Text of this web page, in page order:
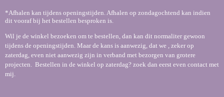
*Afhalen kan tijdens openingstijden. Afhalen op zondagochtend kan indien
dit vooraf bij het bestellen besproken is.
Wil je de winkel bezoeken om te bestellen, dan kan dit normaliter gewoon
tijdens de openingstijden. Maar de kans is aanwezig, dat we , zeker op
zaterdag, even niet aanwezig zijn in verband met bezorgen van grotere
projecten. Bestellen in de winkel op zaterdag? zoek dan eerst even contact met
mij.